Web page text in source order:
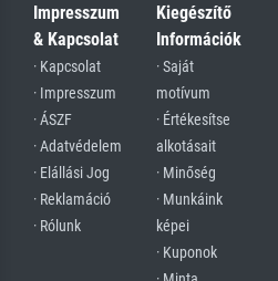
Impresszum
& Kapcsolat
· Kapcsolat
· Impresszum
· ÁSZF
· Adatvédelem
· Elállási Jog
· Reklamáció
· Rólunk
Kiegészítő
Információk
· Saját
motívum
· Értékesítse
alkotásait
· Minőség
· Munkáink
képei
· Kuponok